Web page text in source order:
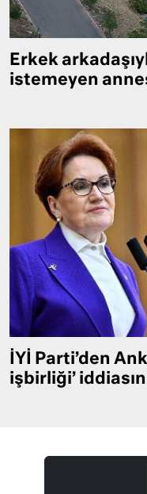
Erkek
istemeyen
İYİ Parti’den
işbirliği’